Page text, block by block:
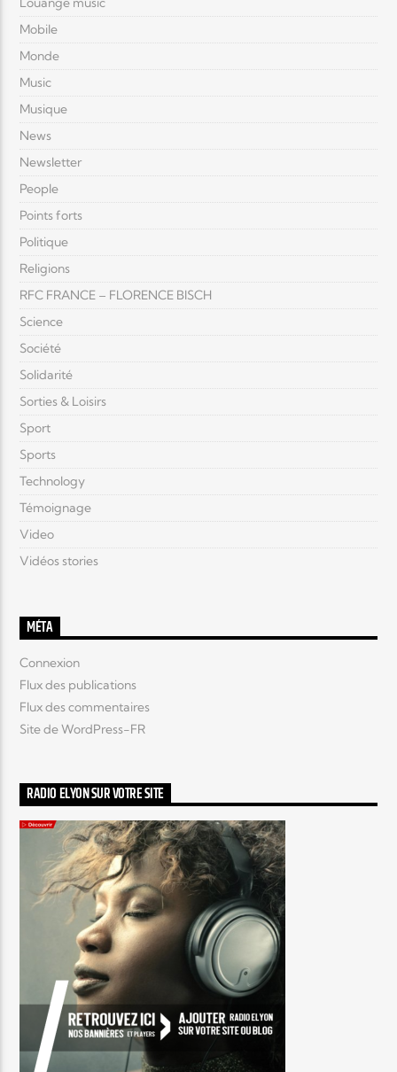
Mobile
Monde
Music
Musique
News
Newsletter
People
Points forts
Politique
Religions
RFC FRANCE – FLORENCE BISCH
Science
Société
Solidarité
Sorties & Loisirs
Sport
Sports
Technology
Témoignage
Video
Vidéos stories
MÉTA
Connexion
Flux des publications
Flux des commentaires
Site de WordPress-FR
RADIO ELYON SUR VOTRE SITE